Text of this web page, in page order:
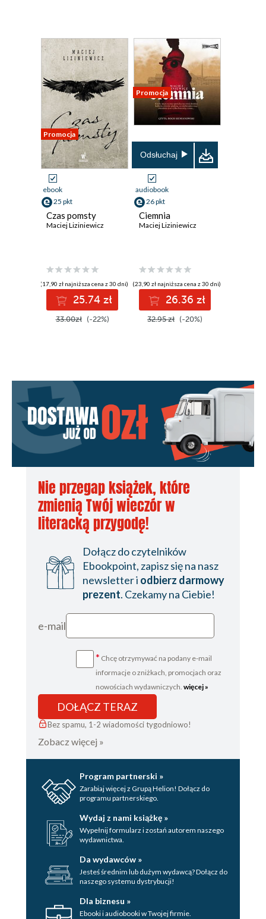
Promocja
ebook
25 pkt
Czas pomsty
Maciej Liziniewicz
(17,90 zł najniższa cena z 30 dni)
25.74 zł
33.00zł (-22%)
Promocja
Odsłuchaj
audiobook
26 pkt
Ciemnia
Maciej Liziniewicz
(23,90 zł najniższa cena z 30 dni)
26.36 zł
32.95 zł (-20%)
Nie przegap książek, które
zmienią Twój wieczór w
literacką przygodę!
Dołącz do czytelników
Ebookpoint, zapisz się na nasz
newsletter i odbierz darmowy
prezent. Czekamy na Ciebie!
e-mail
* Chcę otrzymywać na podany e-mail
informacje o zniżkach, promocjach oraz
nowościach wydawniczych. więcej »
DOŁĄCZ TERAZ
Bez spamu, 1-2 wiadomości tygodniowo!
Zobacz więcej »
Program partnerski »
Zarabiaj więcej z Grupą Helion! Dołącz do
programu partnerskiego.
Wydaj z nami książkę »
Wypełnij formularz i zostań autorem naszego
wydawnictwa.
Da wydawców »
Jesteś średnim lub dużym wydawcą? Dołącz do
naszego systemu dystrybucji!
Dla biznesu »
Ebooki i audiobooki w Twojej firmie.